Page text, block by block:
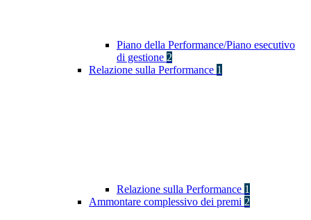
Piano della Performance/Piano esecutivo
di gestione 2
Relazione sulla Performance 1
Relazione sulla Performance 1
Ammontare complessivo dei premi 2